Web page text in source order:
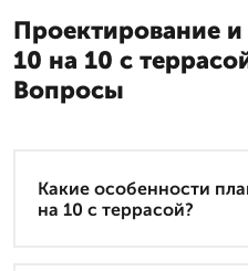
Проектирование
10 на 10 с
Вопросы
Какие особенности
на 10 с террасой?